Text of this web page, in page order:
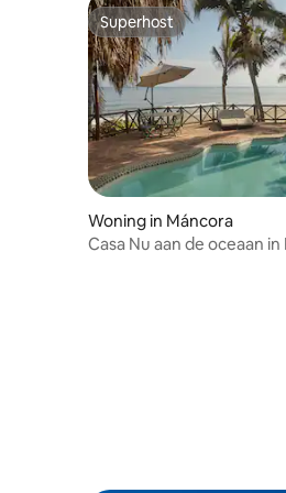
Superhost
Superhost
Woning in Máncora
Casa Nu aan de oceaan in